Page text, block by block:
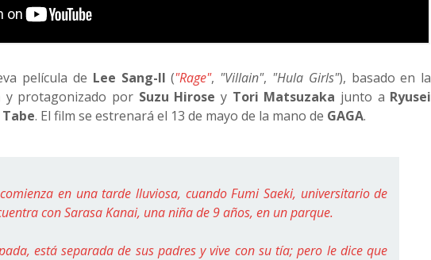
película de Lee Sang-Il ("Rage", "Villain", "Hula Girls"), basado en la
y protagonizado porSuzu Hirose y Tori Matsuzaka junto a Ryusei
. El film se estrenará el 13 de mayo de la mano de GAGA.
en una tarde lluviosa, cuando Fumi Saeki, universitario de
con Sarasa Kanai, una niña de 9 años, en un parque.
está separada de sus padres y vive con su tía; pero le dice que